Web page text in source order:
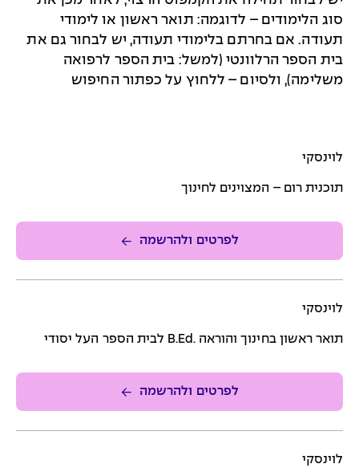
סוג הלימודים – לדוגמה: תואר ראשון או לימודי
תעודה. אם בחרתם בלימודי תעודה, יש לבחור גם את
בית הספר הרלוונטי (למשל: בית הספר לרפואה
משלימה), ולסיום – ללחוץ על כפתור החיפוש
לוינסקי
תוכנית רום – המצוינים לחינוך
לפרטים ולהרשמה
לוינסקי
תואר ראשון בחינוך והוראה .B.Ed לבית הספר העל יסודי
לפרטים ולהרשמה
לוינסקי